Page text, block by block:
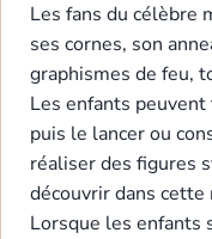
Les fans du célèbre
ses cornes, son
graphismes de feu,
Les enfants
puis le lancer ou
réaliser des figures
découvrir dans
Lorsque les enfants